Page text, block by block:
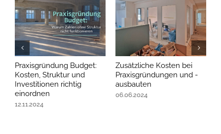
Praxisgründung Budget:
Kosten, Struktur und
Investitionen richtig
einordnen
12.11.2024
Zusätzliche Kosten bei
Praxisgründungen und -
ausbauten
06.06.2024